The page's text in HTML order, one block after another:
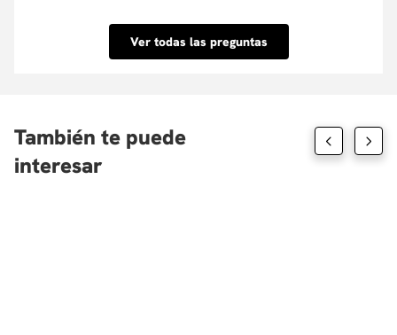
inmediata. Conoce las entidades con las que
tenemos convenio aquí.
Ver todas las preguntas
También te puede
interesar